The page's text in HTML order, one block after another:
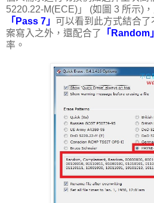
5220.22-M(ECE)」 (如圖 3 所示)
「Pass 7」 可以看到此方式結合
案寫入之外，還配合了
「Random」
率。